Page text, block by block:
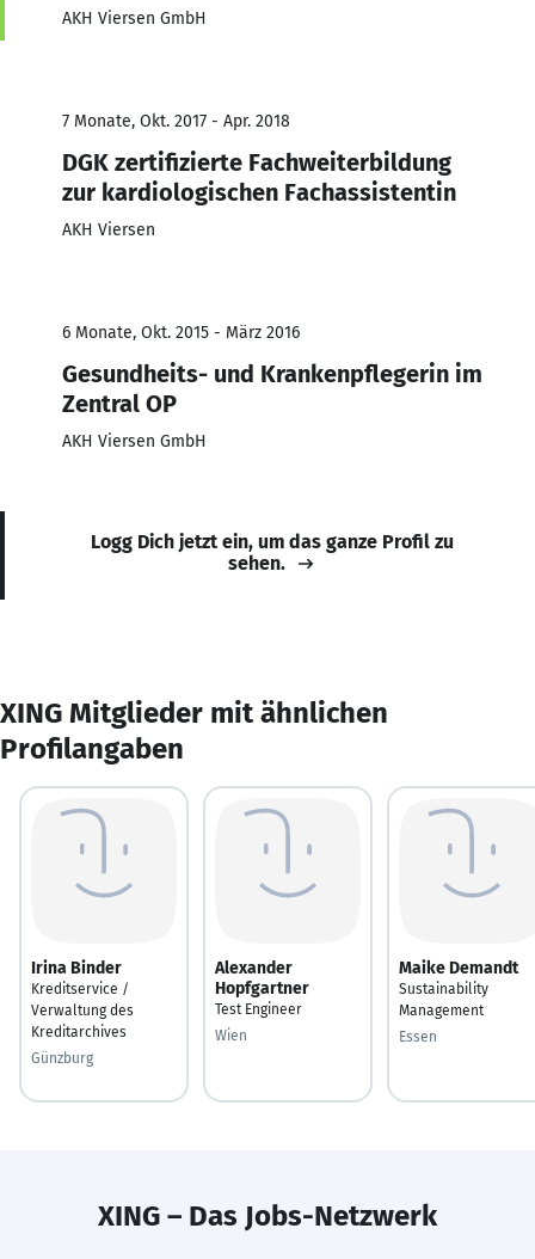
AKH Viersen GmbH
7 Monate, Okt. 2017 - Apr. 2018
DGK zertifizierte Fachweiterbildung
zur kardiologischen Fachassistentin
AKH Viersen
6 Monate, Okt. 2015 - März 2016
Gesundheits- und Krankenpflegerin im
Zentral OP
AKH Viersen GmbH
Logg Dich jetzt ein, um das ganze Profil zu
sehen.
XING Mitglieder mit ähnlichen
Profilangaben
Irina Binder
Kreditservice /
Verwaltung des
Kreditarchives
Günzburg
Alexander
Hopfgartner
Test Engineer
Wien
Maike Demandt
Sustainability
Management
Essen
XING – Das Jobs-Netzwerk